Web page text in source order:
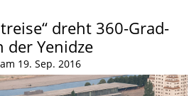
dreht 360-Grad-
der Yenidze
19. Sep. 2016